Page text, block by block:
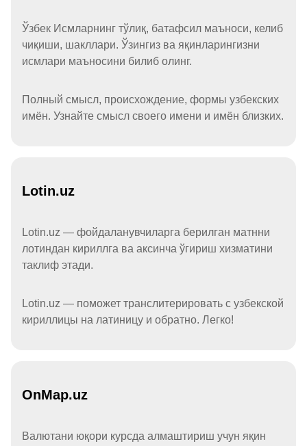
Ўзбек Исмларнинг тўлиқ, батафсил маъноси, келиб
чиқиши, шакллари. Ўзингиз ва яқинларингизни
исмлари маъносини билиб олинг.
Полный смысл, происхождение, формы узбекских
имён. Узнайте смысл своего имени и имён близких.
Lotin.uz
Lotin.uz — фойдаланувчиларга берилган матнни
лотиндан кириллга ва аксинча ўгириш хизматини
таклиф этади.
Lotin.uz — поможет транслитерировать с узбекской
кириллицы на латиницу и обратно. Легко!
OnMap.uz
Валютани юқори курсда алмаштириш учун яқин